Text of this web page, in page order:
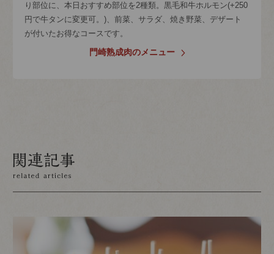
り部位に、本日おすすめ部位を2種類。黒毛和牛ホルモン(+250
円で牛タンに変更可。)、前菜、サラダ、焼き野菜、デザート
が付いたお得なコースです。
門崎熟成肉のメニュー